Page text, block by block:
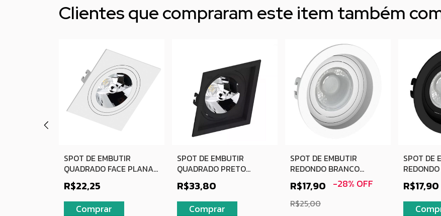
Clientes que compraram este item também
SPOT DE EMBUTIR
QUADRADO FACE PLANA
MR16 BRANCO
R$22,25
SPOT DE EMBUTIR
QUADRADO PRETO
RECUADO AR111
R$33,80
SPOT DE EMBUTIR
REDONDO BRANCO
RECUADO MR11
R$17,90 -28% OFF
R$25,00
SPOT DE
PRETO
R$17,90